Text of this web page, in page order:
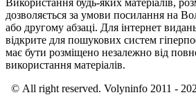
дозволяється за умови посилання на
або другому абзаці. Для інтернет
відкрите для пошукових систем
має бути розміщено незалежно від
використання матеріалів.
© All right reserved. Volyninfo 2011 -